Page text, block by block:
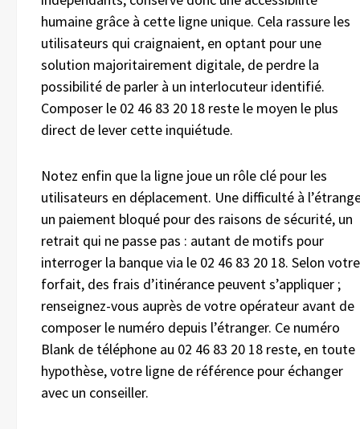
humaine grâce à cette ligne unique. Cela rassure les
utilisateurs qui craignaient, en optant pour une
solution majoritairement digitale, de perdre la
possibilité de parler à un interlocuteur identifié.
Composer le 02 46 83 20 18 reste le moyen le plus
direct de lever cette inquiétude.
Notez enfin que la ligne joue un rôle clé pour les
utilisateurs en déplacement. Une difficulté à
un paiement bloqué pour des raisons de sécurité, un
retrait qui ne passe pas : autant de motifs pour
interroger la banque via le 02 46 83 20 18. Selon votre
forfait, des frais d’itinérance peuvent s’appliquer ;
renseignez-vous auprès de votre opérateur avant de
composer le numéro depuis l’étranger. Ce numéro
Blank de téléphone au 02 46 83 20 18 reste, en toute
hypothèse, votre ligne de référence pour échanger
avec un conseiller.